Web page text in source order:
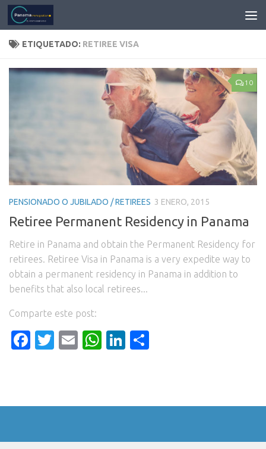
ETIQUETADO: RETIREE VISA
10
PENSIONADO O JUBILADO / RETIREES 3 ENERO, 2015
Retiree Permanent Residency in Panama
Retire in Panama and obtain the Permanent Residency for
retirees. Retiree Visa in Panama is a very expedite way to
obtain a permanent residency in Panama in addition to
benefits that also local retirees...
Comparte este post:
Facebook
Twitter
EmailWhatsApp
LinkedIn